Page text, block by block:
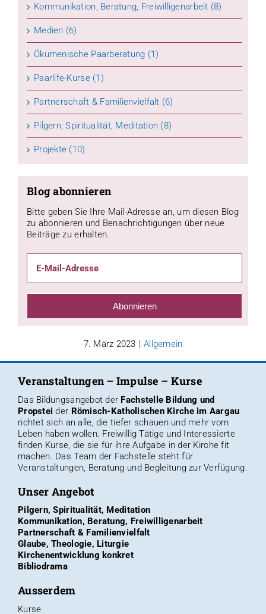
Kommunikation, Beratung, Freiwilligenarbeit (8)
Medien (6)
Ökumenische Paarberatung (1)
Paarlife-Kurse (1)
Partnerschaft & Familienvielfalt (6)
Pilgern, Spiritualität, Meditation (8)
Projekte (10)
Blog abonnieren
Bitte geben Sie Ihre Mail-Adresse an, um diesen Blog
zu abonnieren und Benachrichtigungen über neue
Beiträge zu erhalten.
Adresse
Abonnieren
7. März 2023 Allgemein
Veranstaltungen – Impulse – Kurse
Das Bildungsangebot der Fachstelle Bildung und
Propstei der Römisch-Katholischen Kirche im Aargau
richtet sich an alle, die tiefer schauen und mehr vom
Leben haben wollen. Freiwillig Tätige und Interessierte
finden Kurse, die sie für ihre Aufgabe in der Kirche fit
machen. DasTeam der Fachstelle steht für
Veranstaltungen, Beratung und Begleitung zur Verfügung.
Unser Angebot
Pilgern, Spiritualität, Meditation
Kommunikation, Beratung, Freiwilligenarbeit
Partnerschaft & Familienvielfalt
Glaube, Theologie, Liturgie
Kirchenentwicklung konkret
Bibliodrama
Ausserdem
Kurse